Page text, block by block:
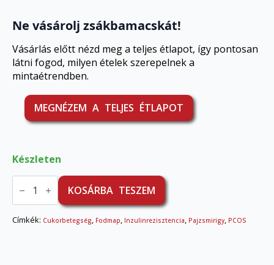
Ne vásárolj zsákbamacskát!
Vásárlás előtt nézd meg a teljes étlapot, így pontosan
látni fogod, milyen ételek szerepelnek a
mintaétrendben.
MEGNÉZEM A TELJES ÉTLAPOT
Készleten
FODMAP
étrend
mennyiség
KOSÁRBA TESZEM
Címkék: Cukorbetegség, Fodmap, Inzulinrezisztencia, Pajzsmirigy, PCOS